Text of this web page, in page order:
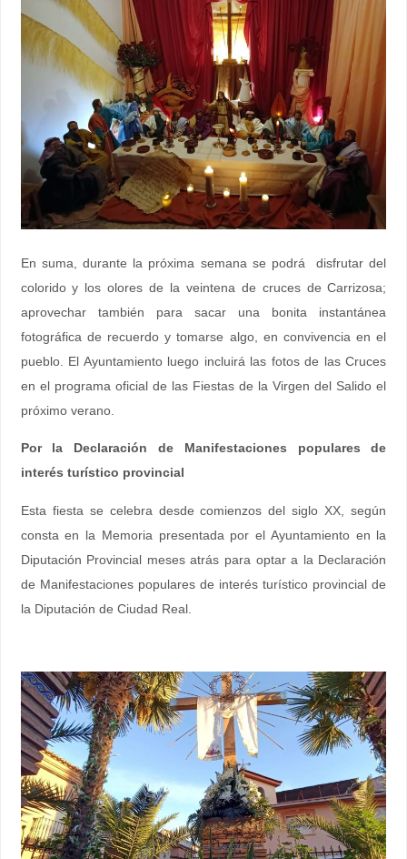
En suma, durante la próxima semana se podrá disfrutar del
colorido y los olores de la veintena de cruces de Carrizosa;
aprovechar también para sacar una bonita instantánea
fotográfica de recuerdo y tomarse algo, en convivencia en el
pueblo. El Ayuntamiento luego incluirá las fotos de las Cruces
en el programa oficial de las Fiestas de la Virgen del Salido el
próximo verano.
Por la Declaración de Manifestaciones populares de
interés turístico provincial
Esta fiesta se celebra desde comienzos del siglo XX, según
consta en la Memoria presentada por el Ayuntamiento en la
Diputación Provincial meses atrás para optar a la Declaración
de Manifestaciones populares de interés turístico provincial de
la Diputación de Ciudad Real.